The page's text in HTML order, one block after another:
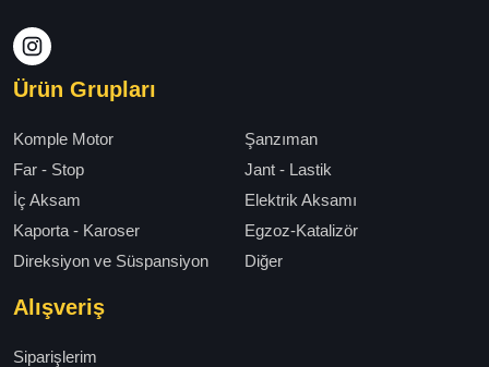
Ürün Grupları
Komple Motor
Şanzıman
Far - Stop
Jant - Lastik
İç Aksam
Elektrik Aksamı
Kaporta - Karoser
Egzoz-Katalizör
Direksiyon ve Süspansiyon
Diğer
Alışveriş
Siparişlerim